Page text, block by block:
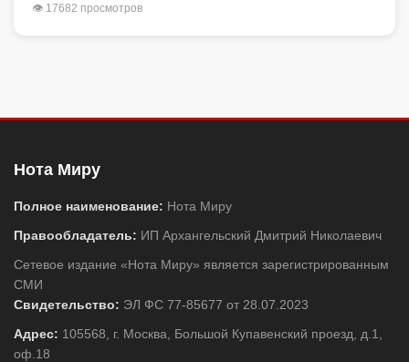
👁 17682 просмотров
Нота Миру
Полное наименование: Нота Миру
Правообладатель: ИП Архангельский Дмитрий Николаевич
Сетевое издание «Нота Миру» является зарегистрированным
СМИ
Свидетельство: ЭЛ ФС 77-85677 от 28.07.2023
Адрес: 105568, г. Москва, Большой Купавенский проезд, д.1,
оф.18